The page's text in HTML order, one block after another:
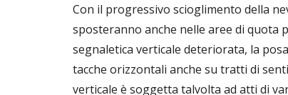
Con il progressivo scioglimento della
sposteranno anche nelle aree di quota
segnaletica verticale deteriorata, la
tacche orizzontali anche su tratti di
verticale è soggetta talvolta ad atti di